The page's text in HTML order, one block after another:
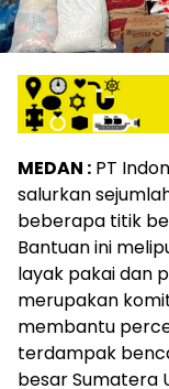
MEDAN : PT
salurkan
beberapa titik
Bantuan ini
layak pakai dan
merupakan
membantu
terdampak
besar Sumatera